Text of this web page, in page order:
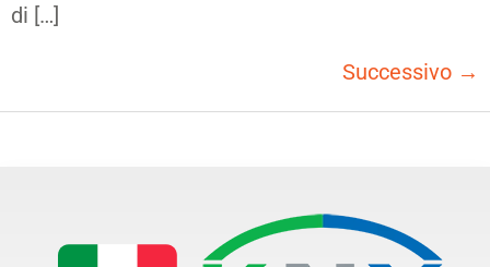
di […]
Successivo →